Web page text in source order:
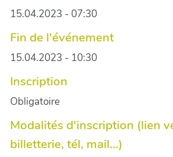
15.04.2023 - 07:30
Fin de l'événement
15.04.2023 - 10:30
Inscription
Obligatoire
Modalités d'inscription (lien
billetterie, tél, mail...)